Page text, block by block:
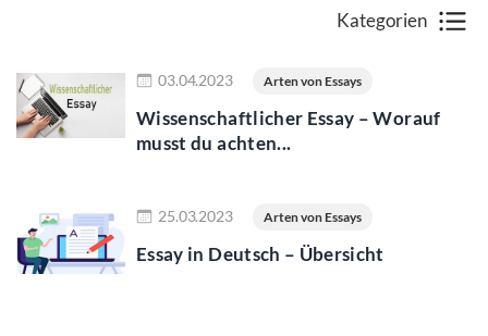
Kategorien
03.04.2023 Arten von Essays
Wissenschaftlicher Essay – Worauf
musst du achten...
25.03.2023 Arten von Essays
Essay in Deutsch – Übersicht